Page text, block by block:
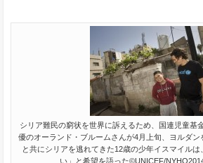
シリア難民の窮状を世界に訴えるため、国連児童基
優のオーランド・ブルームさんが4月上旬、ヨルダ
と共にシリアを逃れてきた12歳の少年イスマイル
い」と希望を語った©UNICEF/